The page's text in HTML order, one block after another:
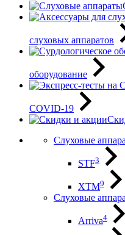
слуховых аппаратов
оборудование
COVID-19
Слуховые
STF3
XTM9
Слуховые
Arriva4